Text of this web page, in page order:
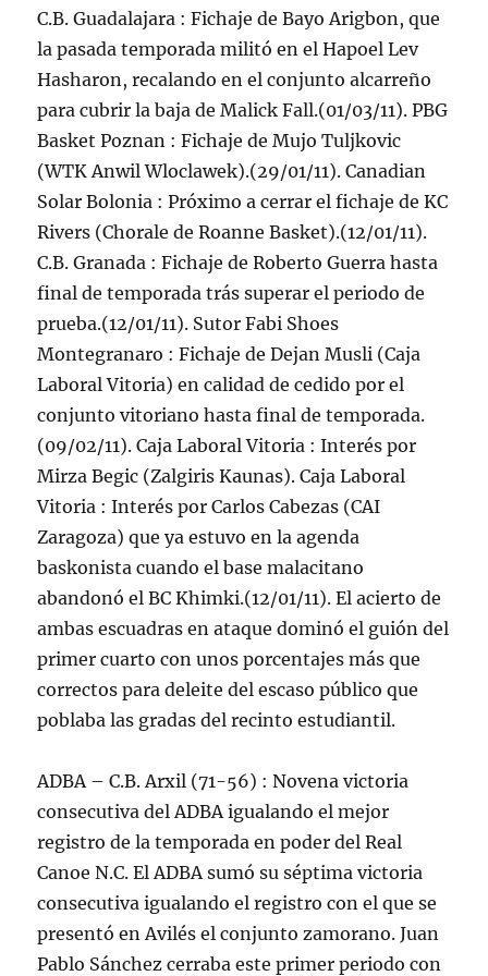
C.B. Guadalajara : Fichaje de Bayo Arigbon, que
la pasada temporada militó en el Hapoel Lev
Hasharon, recalando en el conjunto alcarreño
para cubrir la baja de Malick Fall.(01/03/11). PBG
Basket Poznan : Fichaje de Mujo Tuljkovic
(WTK Anwil Wloclawek).(29/01/11). Canadian
Solar Bolonia : Próximo a cerrar el fichaje de KC
Rivers (Chorale de Roanne Basket).(12/01/11).
C.B. Granada : Fichaje de Roberto Guerra hasta
final de temporada trás superar el periodo de
prueba.(12/01/11). Sutor Fabi Shoes
Montegranaro : Fichaje de Dejan Musli (Caja
Laboral Vitoria) en calidad de cedido por el
conjunto vitoriano hasta final de temporada.
(09/02/11). Caja Laboral Vitoria : Interés por
Mirza Begic (Zalgiris Kaunas). Caja Laboral
Vitoria : Interés por Carlos Cabezas (CAI
Zaragoza) que ya estuvo en la agenda
baskonista cuando el base malacitano
abandonó el BC Khimki.(12/01/11). El acierto de
ambas escuadras en ataque dominó el guión del
primer cuarto con unos porcentajes más que
correctos para deleite del escaso público que
poblaba las gradas del recinto estudiantil.
ADBA – C.B. Arxil (71-56) : Novena victoria
consecutiva del ADBA igualando el mejor
registro de la temporada en poder del Real
Canoe N.C. El ADBA sumó su séptima victoria
consecutiva igualando el registro con el que se
presentó en Avilés el conjunto zamorano. Juan
Pablo Sánchez cerraba este primer periodo con